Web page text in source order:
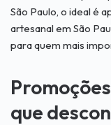
São Paulo, o ideal é
artesanal em São
para quem mais
que